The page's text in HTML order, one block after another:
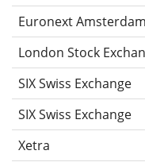
Euronext Amsterdam
London Stock
SIX Swiss Exchange
SIX Swiss Exchange
Xetra